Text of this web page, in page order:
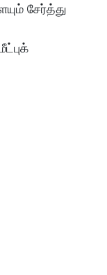
சேர்த்து